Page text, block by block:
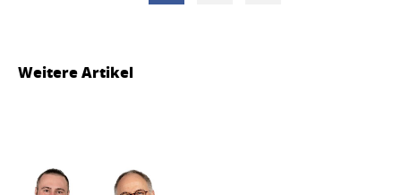
Weitere Artikel